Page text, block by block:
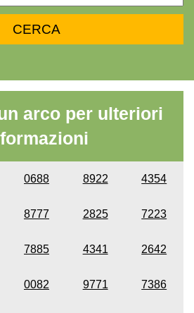
arco per ulteriori
0688 8922 4354
8777 2825 7223
7885 4341 2642
0082 9771 7386